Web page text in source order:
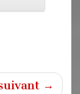
→